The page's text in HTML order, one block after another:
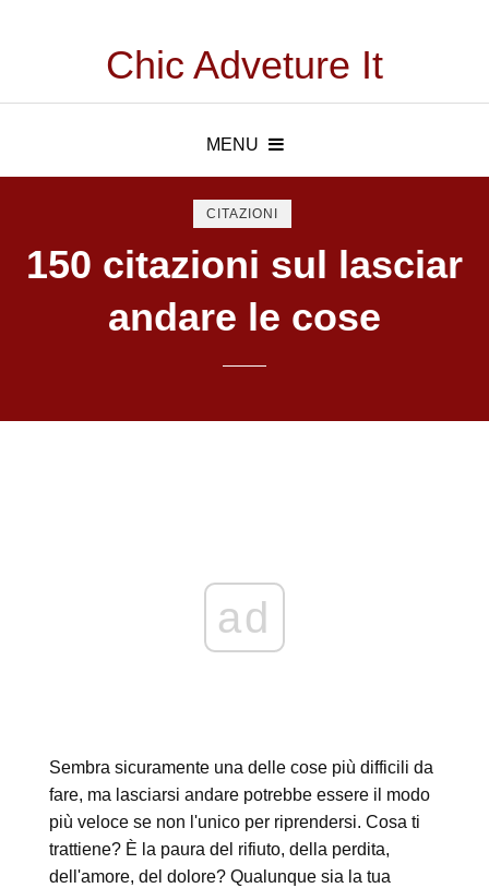
Chic Adveture It
MENU
CITAZIONI
150 citazioni sul lasciar
andare le cose
ad
Sembra sicuramente una delle cose più difficili da
fare, ma lasciarsi andare potrebbe essere il modo
più veloce se non l'unico per riprendersi. Cosa ti
trattiene? È la paura del rifiuto, della perdita,
dell'amore, del dolore? Qualunque sia la tua